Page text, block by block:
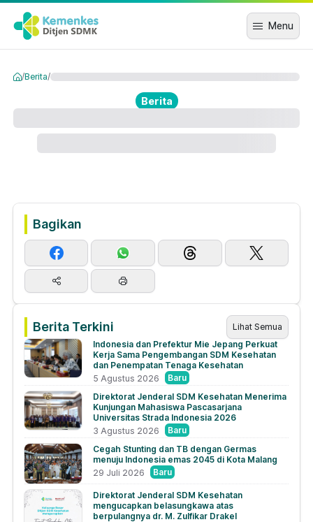
Menu
/Berita/
Berita
Bagikan
Berita Terkini
Lihat Semua
Indonesia dan Prefektur Mie Jepang Perkuat
Kerja Sama Pengembangan SDM Kesehatan
dan Penempatan Tenaga Kesehatan
5 Agustus 2026
Baru
Direktorat Jenderal SDM Kesehatan Menerima
Kunjungan Mahasiswa Pascasarjana
Universitas Strada Indonesia 2026
3 Agustus 2026
Baru
Cegah Stunting dan TB dengan Germas
menuju Indonesia emas 2045 di Kota Malang
29 Juli 2026
Baru
Direktorat Jenderal SDM Kesehatan
mengucapkan belasungkawa atas
berpulangnya dr. M. Zulfikar Drakel